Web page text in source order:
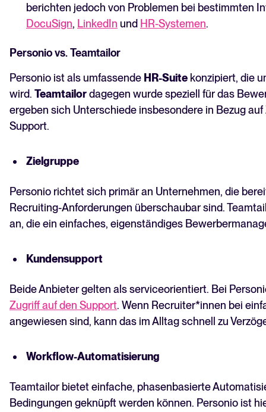
berichten jedoch von Problemen bei bestimmten
DocuSign, LinkedIn und HR-Systemen.
Personio vs. Teamtailor
Personio ist als umfassende HR-Suite konzipiert, die
wird. Teamtailordagegen wurde speziell für das
ergeben sich Unterschiede insbesondere in Bezug
Support.
Zielgruppe
Personio richtet sich primär an Unternehmen, die
Recruiting-Anforderungen überschaubar sind.
an, die ein einfaches, eigenständiges
Kundensupport
Beide Anbieter gelten als serviceorientiert. Bei
Zugriff auf den Support. Wenn Recruiter*innen bei
angewiesen sind, kann das im Alltag schnell zu
Workflow-Automatisierung
Teamtailor bietet einfache, phasenbasierte
Bedingungen geknüpft werden können. Personio ist